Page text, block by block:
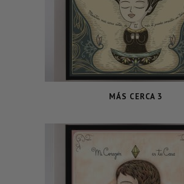
MÁS CERCA 3